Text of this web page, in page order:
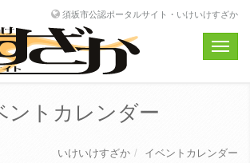
須坂市公認ポータルサイト・いけいけすざか
Toggle
ントカレンダー
いけいけすざか イベントカレンダー